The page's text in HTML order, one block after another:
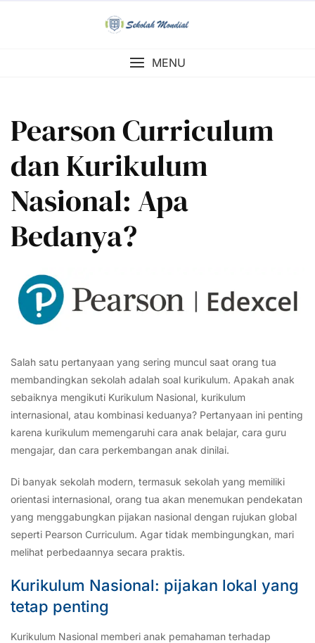
MENU
Pearson Curriculum
dan Kurikulum
Nasional: Apa
Bedanya?
Salah satu pertanyaan yang sering muncul saat orang tua
membandingkan sekolah adalah soal kurikulum. Apakah anak
sebaiknya mengikuti Kurikulum Nasional, kurikulum
internasional, atau kombinasi keduanya? Pertanyaan ini penting
karena kurikulum memengaruhi cara anak belajar, cara guru
mengajar, dan cara perkembangan anak dinilai.
Di banyak sekolah modern, termasuk sekolah yang memiliki
orientasi internasional, orang tua akan menemukan pendekatan
yang menggabungkan pijakan nasional dengan rujukan global
seperti Pearson Curriculum. Agar tidak membingungkan, mari
melihat perbedaannya secara praktis.
Kurikulum Nasional: pijakan lokal yang
tetap penting
Kurikulum Nasional memberi anak pemahaman terhadap